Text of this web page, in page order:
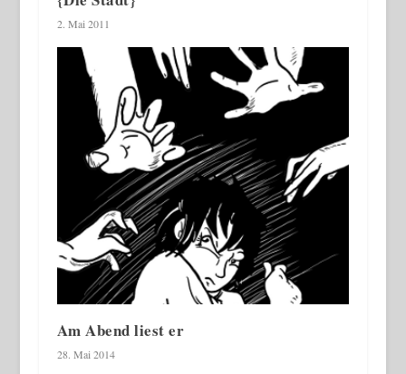
2. Mai 2011
Am Abend liest er
28. Mai 2014